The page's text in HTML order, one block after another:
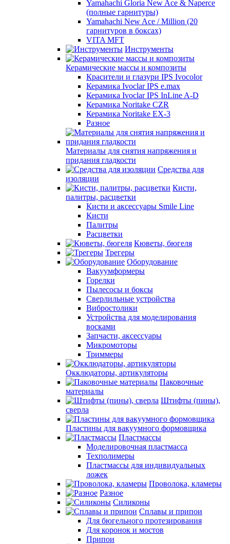
Yamahachi Gloria New Ace & Naperce
(полные гарнитуры)
Yamahachi New Ace / Million (20
гарнитуров в боксах)
VITA MFT
Инструменты
Керамические массы и композиты
Красители и глазури IPS Ivocolor
Керамика Ivoclar IPS e.max
Керамика Ivoclar IPS InLine A-D
Керамика Noritake CZR
Керамика Noritake EX-3
Разное
Материалы для снятия напряжения и
придания гладкости
Средства для
изоляции
Кисти,
палитры, расцветки
Кисти и аксессуары Smile Line
Кисти
Палитры
Расцветки
Кюветы, бюгеля
Трегеры
Оборудование
Вакуумформеры
Горелки
Пылесосы и боксы
Сверлильные устройства
Вибростолики
Устройства для моделирования
восками
Запчасти, аксессуары
Микромоторы
Триммеры
Окклюдаторы, артикуляторы
Паковочные
материалы
Штифты (пины),
сверла
Пластины для вакуумного формовщика
Пластмассы
Моделировочная пластмасса
Техполимеры
Пластмассы для индивидуальных
ложек
Проволока, кламеры
Разное
Силиконы
Сплавы и припои
Для бюгельного протезирования
Для коронок и мостов
Припои